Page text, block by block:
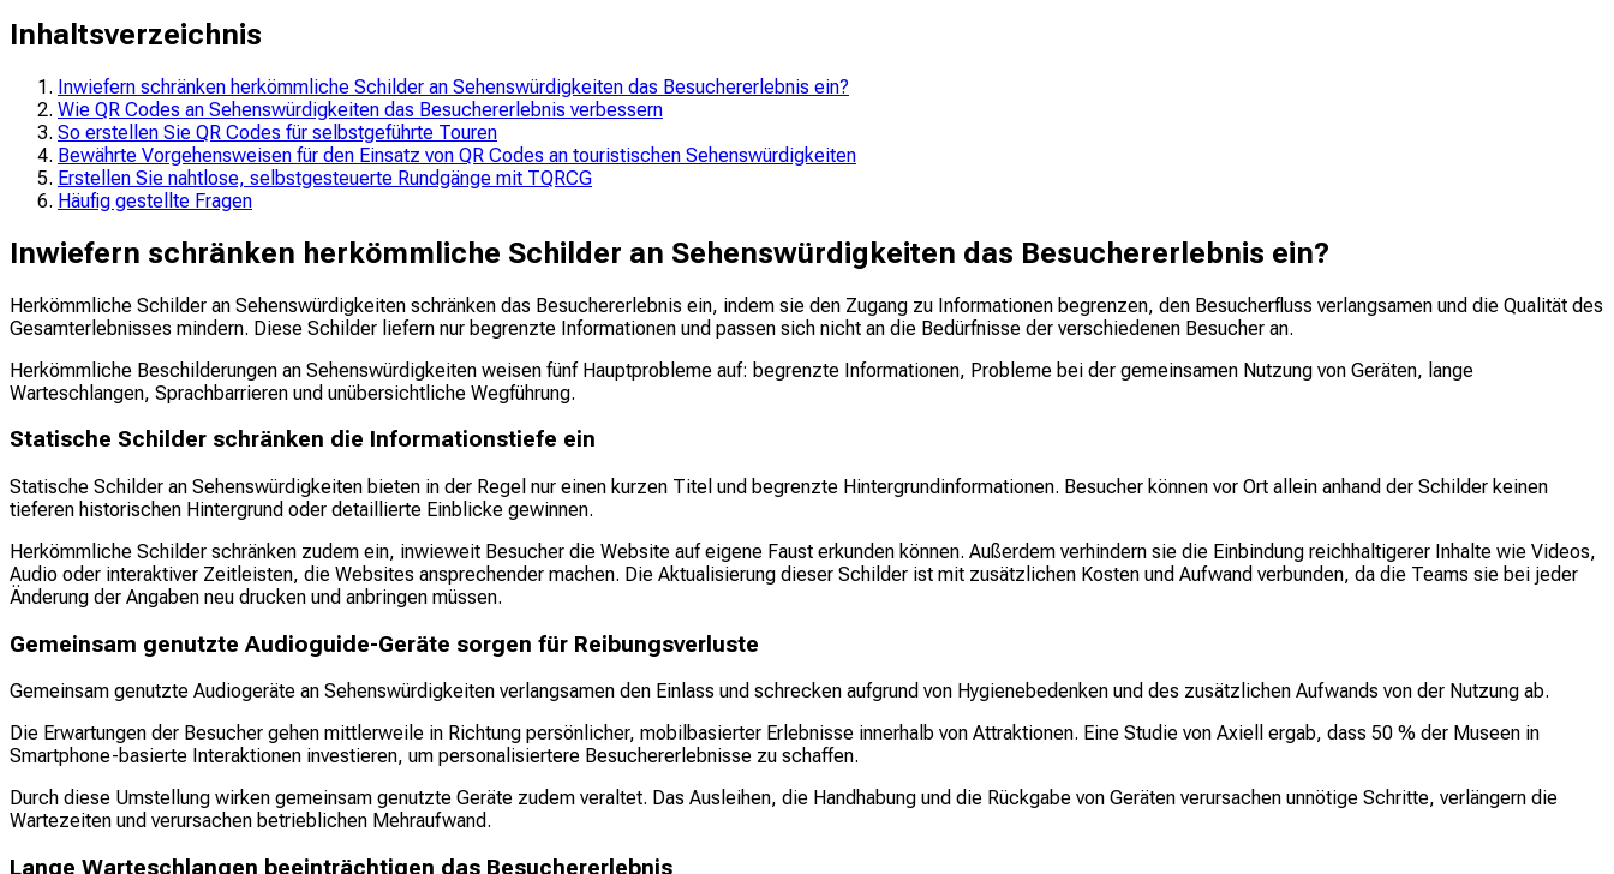
Inhaltsverzeichnis
Inwiefern schränken herkömmliche Schilder an Sehenswürdigkeiten das Besuchererlebnis ein?
Wie QR Codes an Sehenswürdigkeiten das Besuchererlebnis verbessern
So erstellen Sie QR Codes für selbstgeführte Touren
Bewährte Vorgehensweisen für den Einsatz von QR Codes an touristischen Sehenswürdigkeiten
Erstellen Sie nahtlose, selbstgesteuerte Rundgänge mit TQRCG
Häufig gestellte Fragen
Inwiefern schränken herkömmliche Schilder an Sehenswürdigkeiten das Besuchererlebnis ein?
Herkömmliche Schilder an Sehenswürdigkeiten schränken das Besuchererlebnis ein, indem sie den Zugang zu Informationen begrenzen, den Besucherfluss verlangsamen und die Qualität des
Gesamterlebnisses mindern. Diese Schilder liefern nur begrenzte Informationen und passen sich nicht an die Bedürfnisse der verschiedenen Besucher an.
Herkömmliche Beschilderungen an Sehenswürdigkeiten weisen fünf Hauptprobleme auf: begrenzte Informationen, Probleme bei der gemeinsamen Nutzung von Geräten, lange
Warteschlangen, Sprachbarrieren und unübersichtliche Wegführung.
Statische Schilder schränken die Informationstiefe ein
Statische Schilder an Sehenswürdigkeiten bieten in der Regel nur einen kurzen Titel und begrenzte Hintergrundinformationen. Besucher können vor Ort allein anhand der Schilder keinen
tieferen historischen Hintergrund oder detaillierte Einblicke gewinnen.
Herkömmliche Schilder schränken zudem ein, inwieweit Besucher die Website auf eigene Faust erkunden können. Außerdem verhindern sie die Einbindung reichhaltigerer Inhalte wie Videos,
Audio oder interaktiver Zeitleisten, die Websites ansprechender machen. Die Aktualisierung dieser Schilder ist mit zusätzlichen Kosten und Aufwand verbunden, da die Teams sie bei jeder
Änderung der Angaben neu drucken und anbringen müssen.
Gemeinsam genutzte Audioguide-Geräte sorgen für Reibungsverluste
Gemeinsam genutzte Audiogeräte an Sehenswürdigkeiten verlangsamen den Einlass und schrecken aufgrund von Hygienebedenken und des zusätzlichen Aufwands von der Nutzung ab.
Die Erwartungen der Besucher gehen mittlerweile in Richtung persönlicher, mobilbasierter Erlebnisse innerhalb von Attraktionen. Eine Studie von Axiell ergab, dass 50 % der Museen in
Smartphone-basierte Interaktionen investieren, um personalisiertere Besuchererlebnisse zu schaffen.
Durch diese Umstellung wirken gemeinsam genutzte Geräte zudem veraltet. Das Ausleihen, die Handhabung und die Rückgabe von Geräten verursachen unnötige Schritte, verlängern die
Wartezeiten und verursachen betrieblichen Mehraufwand.
Lange Warteschlangen beeinträchtigen das Besuchererlebnis